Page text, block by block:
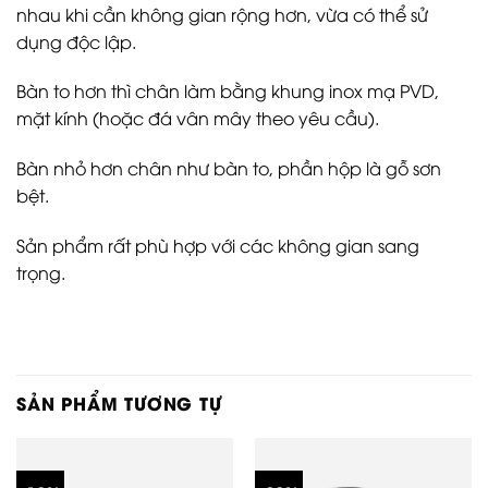
nhau khi cần không gian rộng hơn, vừa có thể sử
dụng độc lập.
Bàn to hơn thì chân làm bằng khung inox mạ PVD,
mặt kính (hoặc đá vân mây theo yêu cầu).
Bàn nhỏ hơn chân như bàn to, phần hộp là gỗ sơn
bệt.
Sản phẩm rất phù hợp với các không gian sang
trọng.
SẢN PHẨM TƯƠNG TỰ